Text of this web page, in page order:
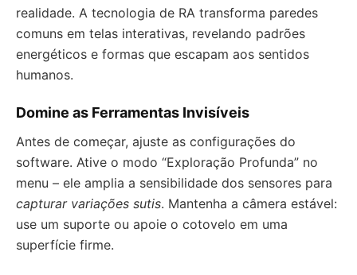
realidade. A tecnologia de RA transforma paredes
comuns em telas interativas, revelando padrões
energéticos e formas que escapam aos sentidos
humanos.
Domine as Ferramentas Invisíveis
Antes de começar, ajuste as configurações do
software. Ative o modo “Exploração Profunda” no
menu – ele amplia a sensibilidade dos sensores para
capturar variações sutis. Mantenha a câmera estável:
use um suporte ou apoie o cotovelo em uma
superfície firme.